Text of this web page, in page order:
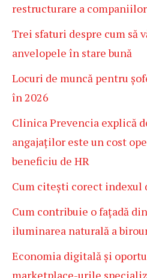
restructurare a companiilor
Trei sfaturi despre cum să
anvelopele în stare bună
Locuri de muncă pentru
în 2026
Clinica Prevencia explică
angajaților este un cost
beneficiu de HR
Cum citești corect indexul
Cum contribuie o fațadă
iluminarea naturală a
Economia digitală și
marketplace-urile